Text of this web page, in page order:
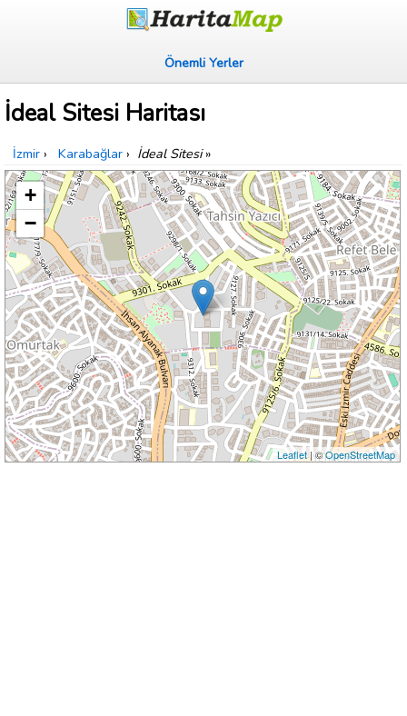
Önemli Yerler
İdeal Sitesi Haritası
İzmir › Karabağlar › İdeal Sitesi»
+
−
Leaflet| ©OpenStreetMap